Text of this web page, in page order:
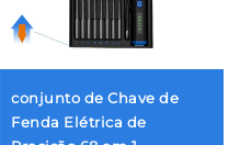
conjunto de Chave de
Fenda Elétrica de